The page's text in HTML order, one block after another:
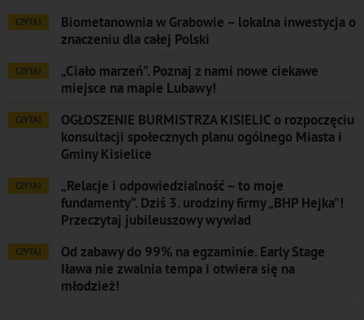
CZYTAJ
Biometanownia w Grabowie – lokalna inwestycja o
znaczeniu dla całej Polski
CZYTAJ
„Ciało marzeń”. Poznaj z nami nowe ciekawe
miejsce na mapie Lubawy!
CZYTAJ
OGŁOSZENIE BURMISTRZA KISIELIC o rozpoczęciu
konsultacji społecznych planu ogólnego Miasta i
Gminy Kisielice
CZYTAJ
„Relacje i odpowiedzialność – to moje
fundamenty”. Dziś 3. urodziny firmy „BHP Hejka”!
Przeczytaj jubileuszowy wywiad
CZYTAJ
Od zabawy do 99% na egzaminie. Early Stage
Iława nie zwalnia tempa i otwiera się na
młodzież!